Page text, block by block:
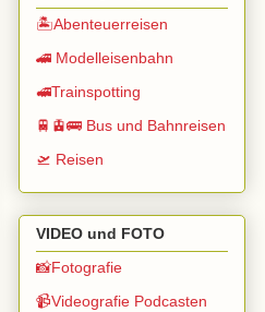
🏝️Abenteuerreisen
🚄 Modelleisenbahn
🚅Trainspotting
🚆🚊🚌 Bus und Bahnreisen
🛫 Reisen
VIDEO und FOTO
📸Fotografie
📹Videografie Podcasten